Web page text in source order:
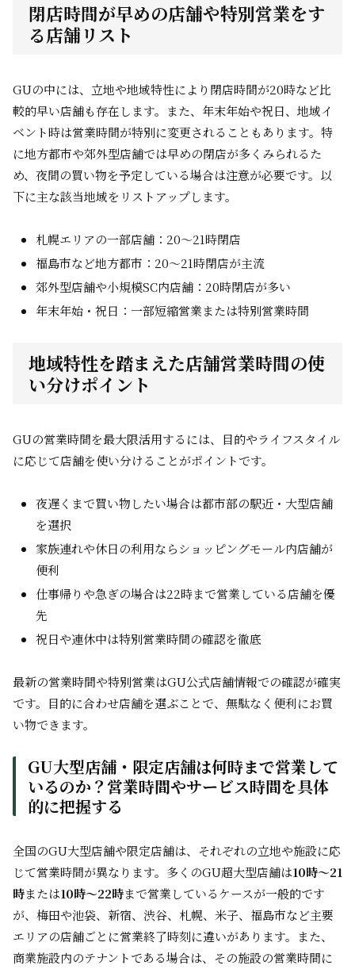
閉店時間が早めの店舗や特別営業をす
る店舗リスト
GUの中には、立地や地域特性により閉店時間が20時など比
較的早い店舗も存在します。また、年末年始や祝日、地域イ
ベント時は営業時間が特別に変更されることもあります。特
に地方都市や郊外型店舗では早めの閉店が多くみられるた
め、夜間の買い物を予定している場合は注意が必要です。以
下に主な該当地域をリストアップします。
札幌エリアの一部店舗：20～21時閉店
福島市など地方都市：20～21時閉店が主流
郊外型店舗や小規模SC内店舗：20時閉店が多い
年末年始・祝日：一部短縮営業または特別営業時間
地域特性を踏まえた店舗営業時間の使
い分けポイント
GUの営業時間を最大限活用するには、目的やライフスタイル
に応じて店舗を使い分けることがポイントです。
夜遅くまで買い物したい場合は都市部の駅近・大型店舗
を選択
家族連れや休日の利用ならショッピングモール内店舗が
便利
仕事帰りや急ぎの場合は22時まで営業している店舗を優
先
祝日や連休中は特別営業時間の確認を徹底
最新の営業時間や特別営業はGU公式店舗情報での確認が確実
です。目的に合わせ店舗を選ぶことで、無駄なく便利にお買
い物できます。
GU大型店舗・限定店舗は何時まで営業して
いるのか？営業時間やサービス時間を具体
的に把握する
全国のGU大型店舗や限定店舗は、それぞれの立地や施設に応
じて営業時間が異なります。多くのGU超大型店舗は10時～21
時または10時～22時まで営業しているケースが一般的です
が、梅田や池袋、新宿、渋谷、札幌、米子、福島市など主要
エリアの店舗ごとに営業終了時刻に違いがあります。また、
商業施設内のテナントである場合は、その施設の営業時間に